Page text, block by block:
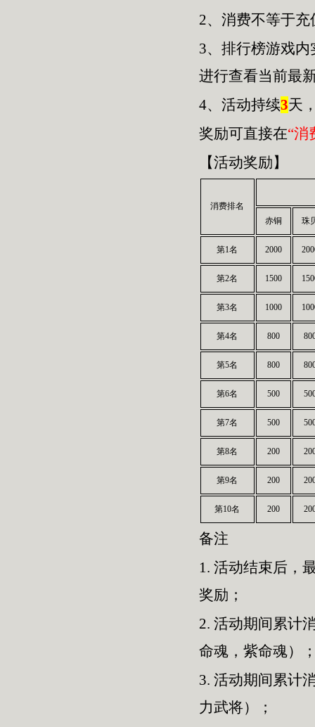
2、消费不等于
3、排行榜游戏
进行查看当前最
4、活动持续3天
奖励可直接在“消
【活动奖励】
消费排名
赤铜
珠
第1名 2000
第2名 1500
第3名 1000
第4名 800
第5名 800
第6名 500
第7名 500
第8名 200
第9名 200
第10名 200
备注
1. 活动结束后，
奖励；
2. 活动期间累计
命魂，紫命魂）
3. 活动期间累计
力武将）；